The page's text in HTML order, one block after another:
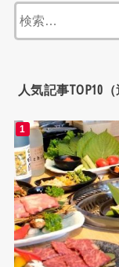
人気記事TOP10（